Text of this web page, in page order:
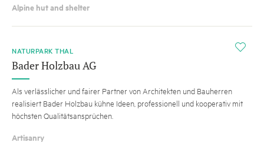
Alpine hut and shelter
i
NATURPARK THAL
Bader Holzbau AG
Als verlässlicher und fairer Partner von Architekten und Bauherren
realisiert Bader Holzbau kühne Ideen, professionell und kooperativ mit
höchsten Qualitätsansprüchen.
Artisanry